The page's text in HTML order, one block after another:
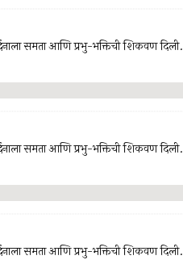
समता आणि प्रभु-भक्तिची शिकवण दिली.
समता आणि प्रभु-भक्तिची शिकवण दिली.
समता आणि प्रभु-भक्तिची शिकवण दिली.